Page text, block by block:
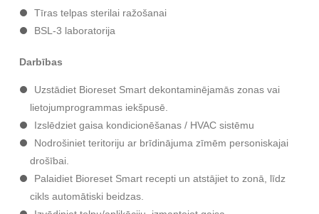
Tīras telpas sterilai ražošanai
BSL-3 laboratorija
Darbības
Uzstādiet Bioreset Smart dekontaminējamās zonas vai
lietojumprogrammas iekšpusē.
Izslēdziet gaisa kondicionēšanas / HVAC sistēmu
Nodrošiniet teritoriju ar brīdinājuma zīmēm personiskajai
drošībai.
Palaidiet Bioreset Smart recepti un atstājiet to zonā, līdz
cikls automātiski beidzas.